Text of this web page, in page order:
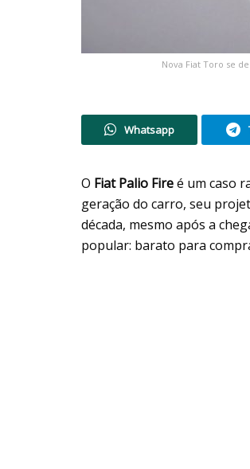
Nova Fiat Toro se
Whatsapp
O Fiat Palio Fireé um caso
geração do carro, seu
década, mesmo após a
popular: barato para